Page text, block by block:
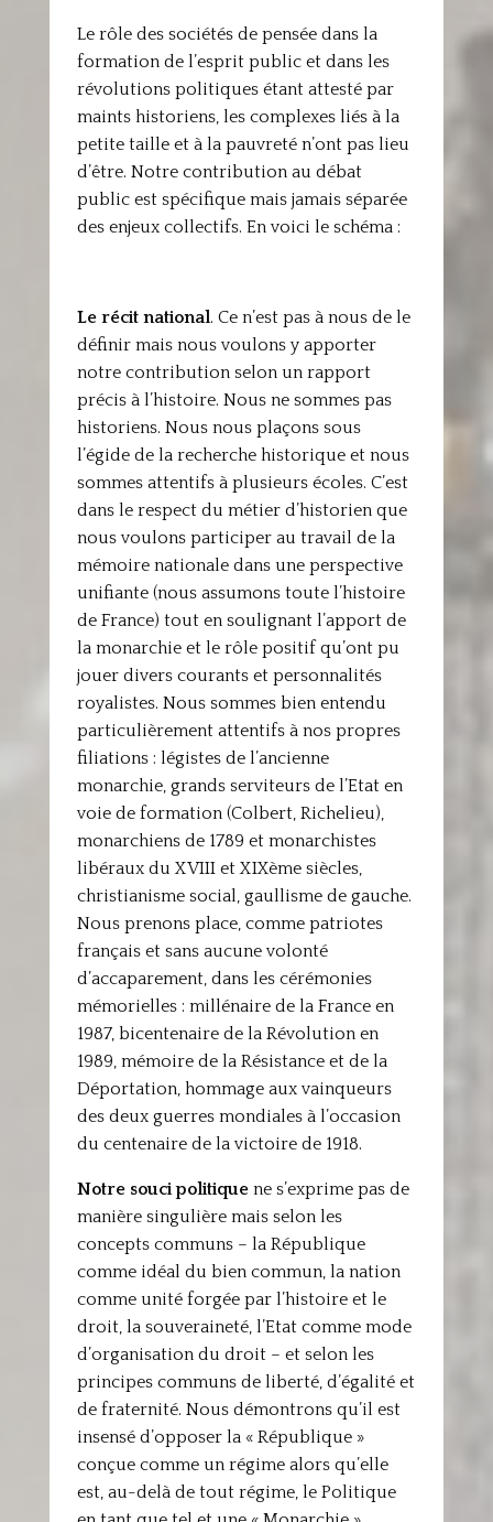
Le rôle des sociétés de pensée dans la
formation de l’esprit public et dans les
révolutions politiques étant attesté par
maints historiens, les complexes liés à la
petite taille et à la pauvreté n’ont pas lieu
d’être. Notre contribution au débat
public est spécifique mais jamais séparée
des enjeux collectifs. En voici le schéma :
Le récit national. Ce n’est pas à nous de le
définir mais nous voulons y apporter
notre contribution selon un rapport
précis à l’histoire. Nous ne sommes pas
historiens. Nous nous plaçons sous
l’égide de la recherche historique et nous
sommes attentifs à plusieurs écoles. C’est
dans le respect du métier d’historien que
nous voulons participer au travail de la
mémoire nationale dans une perspective
unifiante (nous assumons toute l’histoire
de France) tout en soulignant l’apport de
la monarchie et le rôle positif qu’ont pu
jouer divers courants et personnalités
royalistes. Nous sommes bien entendu
particulièrement attentifs à nos propres
filiations : légistes de l’ancienne
monarchie, grands serviteurs de l’Etat en
voie de formation (Colbert, Richelieu),
monarchiens de 1789 et monarchistes
libéraux du XVIII et XIXème siècles,
christianisme social, gaullisme de gauche.
Nous prenons place, comme patriotes
français et sans aucune volonté
d’accaparement, dans les cérémonies
mémorielles : millénaire de la France en
1987, bicentenaire de la Révolution en
1989, mémoire de la Résistance et de la
Déportation, hommage aux vainqueurs
des deux guerres mondiales à l’occasion
du centenaire de la victoire de 1918.
Notre souci politique ne s’exprime pas de
manière singulière mais selon les
concepts communs – la République
comme idéal du bien commun, la nation
comme unité forgée par l’histoire et le
droit, la souveraineté, l’Etat comme mode
d’organisation du droit – et selon les
principes communs de liberté, d’égalité et
de fraternité. Nous démontrons qu’il est
insensé d’opposer la « République »
conçue comme un régime alors qu’elle
est, au-delà de tout régime, le Politique